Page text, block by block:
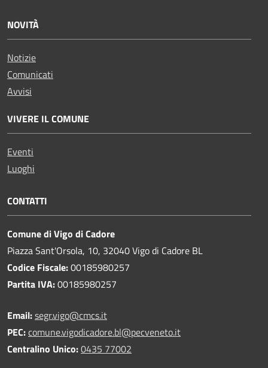
NOVITÀ
Notizie
Comunicati
Avvisi
VIVERE IL COMUNE
Eventi
Luoghi
CONTATTI
Comune di Vigo di Cadore
Piazza Sant'Orsola, 10, 32040 Vigo di Cadore BL
Codice Fiscale:00185980257
Partita IVA:00185980257
Email:segr.vigo@cmcs.it
PEC:comune.vigodicadore.bl@pecveneto.it
Centralino Unico:0435 77002